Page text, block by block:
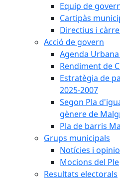
Equip de
Cartipàs
Directius i
Acció de govern
Agenda
Rendiment de
Estratègia de
2025-2007
Segon Pla
gènere de
Pla de barris
Grups municipals
Notícies i
Mocions del Ple
Resultats electorals